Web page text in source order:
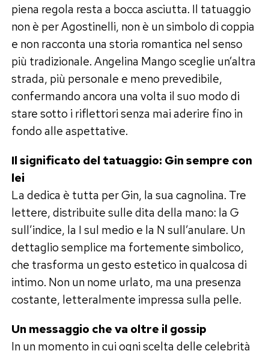
piena regola resta a bocca asciutta. Il tatuaggio
non è per Agostinelli, non è un simbolo di coppia
e non racconta una storia romantica nel senso
più tradizionale. Angelina Mango sceglie un’altra
strada, più personale e meno prevedibile,
confermando ancora una volta il suo modo di
stare sotto i riflettori senza mai aderire fino in
fondo alle aspettative.
Il significato del tatuaggio: Gin sempre con
lei
La dedica è tutta per Gin, la sua cagnolina. Tre
lettere, distribuite sulle dita della mano: la G
sull’indice, la I sul medio e la N sull’anulare. Un
dettaglio semplice ma fortemente simbolico,
che trasforma un gesto estetico in qualcosa di
intimo. Non un nome urlato, ma una presenza
costante, letteralmente impressa sulla pelle.
Un messaggio che va oltre il gossip
In un momento in cui ogni scelta delle celebrità